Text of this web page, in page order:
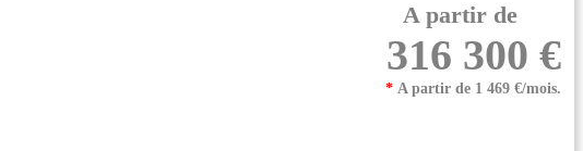
A partir de
316 300 €
* A partir de 1 469 €/mois.